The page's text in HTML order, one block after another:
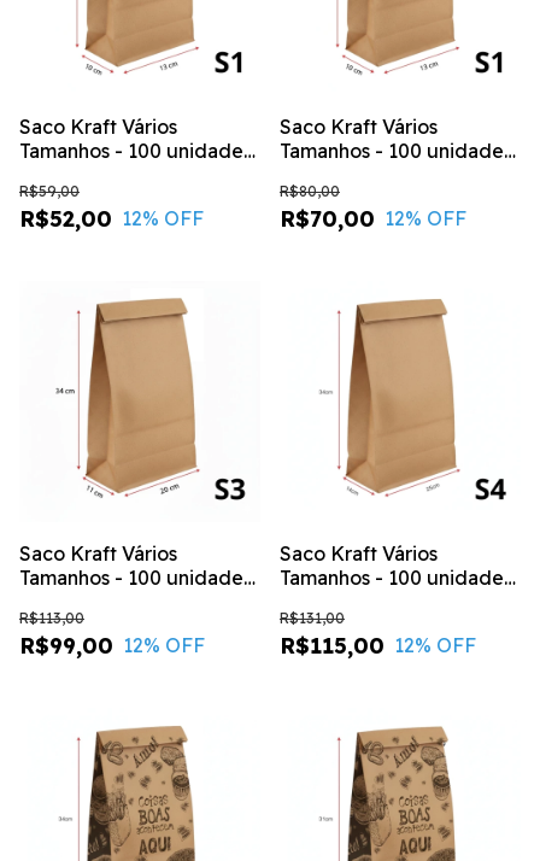
Saco Kraft Vários
Tamanhos - 100 unidades
R$52,00
R$59,00
12% OFF
Saco Kraft Vários
Tamanhos - 100 unidades
R$70,00
R$80,00
12% OFF
Saco Kraft Vários
Tamanhos - 100 unidades
R$99,00
R$113,00
12% OFF
Saco Kraft Vários
Tamanhos - 100 unidades
R$115,00
R$131,00
12% OFF